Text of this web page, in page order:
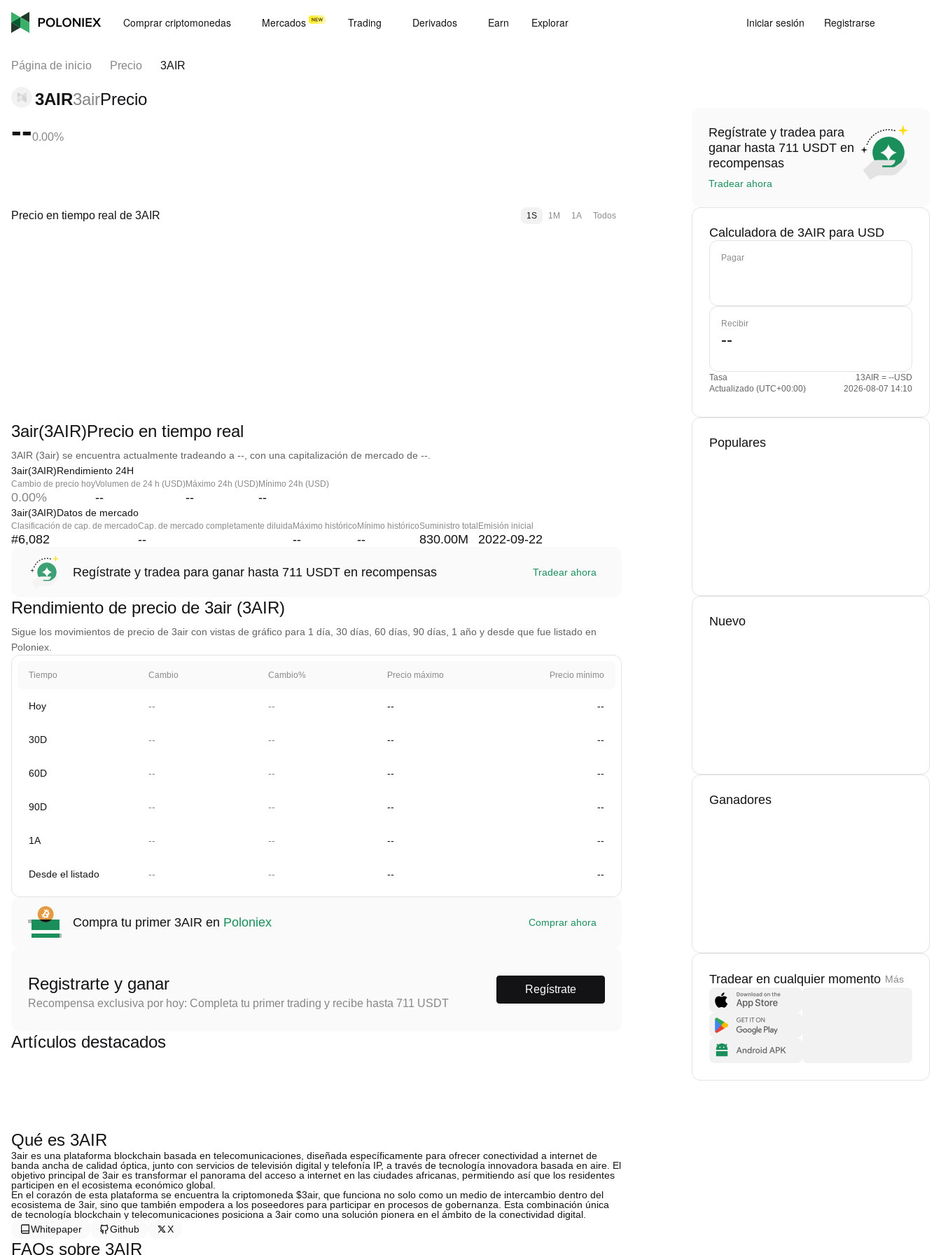
Comprar criptomonedas Mercados Trading Derivados Earn Explorar Iniciar sesión Registrarse
Página de inicio Precio 3AIR
3AIR3airPrecio
--0.00%
Precio en tiempo real de 3AIR 1S 1M 1A Todos
3air(3AIR)Precio en tiempo real
3AIR (3air) se encuentra actualmente tradeando a --, con una capitalización de mercado de --.
3air(3AIR)Rendimiento 24H
Cambio de precio hoy
0.00%
Volumen de 24 h (USD)
--
Máximo 24h (USD)
--
Mínimo 24h (USD)
--
3air(3AIR)Datos de mercado
Clasificación de cap. de mercado
#6,082
Cap. de mercado completamente diluida
--
Máximo histórico
--
Mínimo histórico
--
Suministro total
830.00M
Emisión inicial
2022-09-22
Regístrate y tradea para ganar hasta 711 USDT en recompensas Tradear ahora
Rendimiento de precio de 3air (3AIR)
Sigue los movimientos de precio de 3air con vistas de gráfico para 1 día, 30 días, 60 días, 90 días, 1 año y desde que fue listado en
Poloniex.
Tiempo Cambio Cambio% Precio máximo Precio mínimo
Hoy -- -- -- --
30D -- -- -- --
60D -- -- -- --
90D -- -- -- --
1A -- -- -- --
Desde el listado -- -- -- --
Compra tu primer 3AIR en Poloniex Comprar ahora
Registrarte y ganar
Recompensa exclusiva por hoy: Completa tu primer trading y recibe hasta 711 USDT
Regístrate
Artículos destacados
Qué es 3AIR
3air es una plataforma blockchain basada en telecomunicaciones, diseñada específicamente para ofrecer conectividad a internet de
banda ancha de calidad óptica, junto con servicios de televisión digital y telefonía IP, a través de tecnología innovadora basada en aire. El
objetivo principal de 3air es transformar el panorama del acceso a internet en las ciudades africanas, permitiendo así que los residentes
participen en el ecosistema económico global.
En el corazón de esta plataforma se encuentra la criptomoneda $3air, que funciona no solo como un medio de intercambio dentro del
ecosistema de 3air, sino que también empodera a los poseedores para participar en procesos de gobernanza. Esta combinación única
de tecnología blockchain y telecomunicaciones posiciona a 3air como una solución pionera en el ámbito de la conectividad digital.
Whitepaper
Github X
FAQs sobre 3AIR
Regístrate y tradea para
ganar hasta 711 USDT en
recompensas
Tradear ahora
Calculadora de 3AIR para USD
Pagar
Recibir
Tasa
13AIR = --USD
Actualizado (UTC+00:00)
2026-08-07 14:10
Populares
Nuevo
Ganadores
Tradear en cualquier momento Más